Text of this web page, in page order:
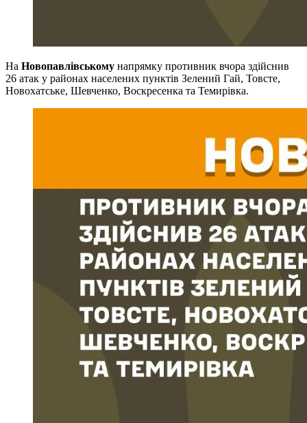
На Новопавлівському напрямку противник вчора здійснив
26 атак у районах населених пунктів Зелений Гай, Товсте,
Новохатське, Шевченко, Воскресенка та Темирівка.